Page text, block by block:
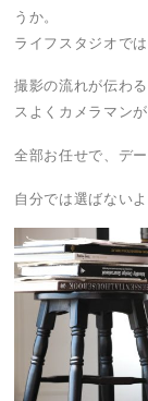
うか。
ライフスタジオで
撮影の流れが伝わ
スよくカメラマン
全部お任せで、デ
自分では選ばない